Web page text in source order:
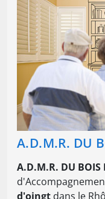
A.D.M.R. DU
A.D.M.R. DU BOIS
d'oingt dans le